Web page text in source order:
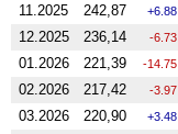
11.2025 242,87 6.88
12.2025 236,14 -6.73
01.2026 221,39 -14.75
02.2026 217,42 -3.97
03.2026 220,90 3.48